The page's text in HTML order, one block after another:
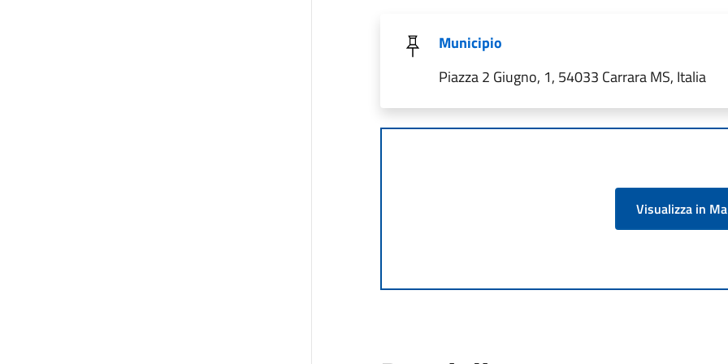
Municipio
Piazza 2 Giugno, 1, 54033 Carrara MS, Italia
Visualizza in